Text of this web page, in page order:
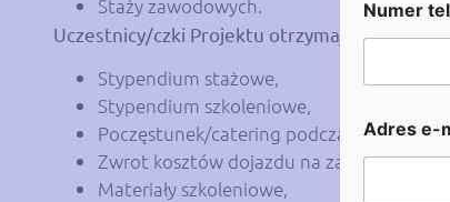
Staży zawodowych.
Uczestnicy/czki Projektu otrzymają:
Stypendium stażowe,
Stypendium szkoleniowe,
Poczęstunek/catering podczas
Zwrot kosztów dojazdu na zajęcia,
Materiały szkoleniowe,
Numer
O
O
Adres e-